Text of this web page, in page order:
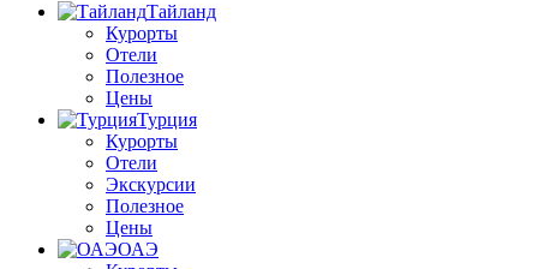
Тайланд
Курорты
Отели
Полезное
Цены
Турция
Курорты
Отели
Экскурсии
Полезное
Цены
ОАЭ